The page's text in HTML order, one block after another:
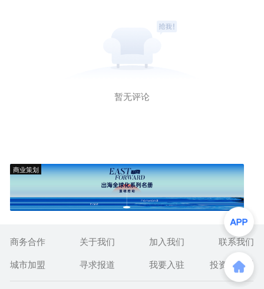
暂无评论
商业策划
商务合作 关于我们 加入我们
联系我们
城市加盟
寻求报道 我要入驻 投资者关系